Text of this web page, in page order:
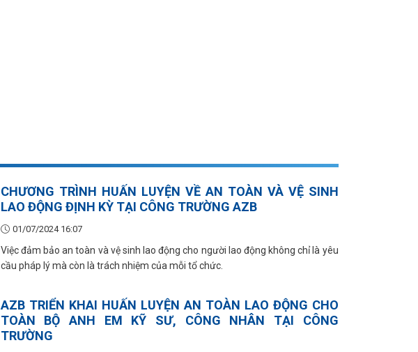
CHƯƠNG TRÌNH HUẤN LUYỆN VỀ AN TOÀN VÀ VỆ SINH
LAO ĐỘNG ĐỊNH KỲ TẠI CÔNG TRƯỜNG AZB
01/07/2024 16:07
Việc đảm bảo an toàn và vệ sinh lao động cho người lao động không chỉ là yêu
cầu pháp lý mà còn là trách nhiệm của mỗi tổ chức.
AZB TRIỂN KHAI HUẤN LUYỆN AN TOÀN LAO ĐỘNG CHO
TOÀN BỘ ANH EM KỸ SƯ, CÔNG NHÂN TẠI CÔNG
TRƯỜNG